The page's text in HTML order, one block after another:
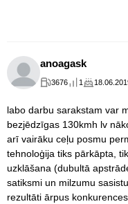
anoagask
3676 1
labo darbu sarakstam var
bezjēdzīgas 130kmh lv
arī vairāku ceļu posmu
tehnoloģija tiks pārkāpta,
uzklāšana (dubultā
satiksmi un milzumu
rezultāti ārpus